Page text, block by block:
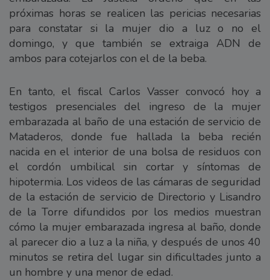
próximas horas se realicen las pericias necesarias
para constatar si la mujer dio a luz o no el
domingo, y que también se extraiga ADN de
ambos para cotejarlos con el de la beba.
En tanto, el fiscal Carlos Vasser convocó hoy a
testigos presenciales del ingreso de la mujer
embarazada al baño de una estación de servicio de
Mataderos, donde fue hallada la beba recién
nacida en el interior de una bolsa de residuos con
el cordón umbilical sin cortar y síntomas de
hipotermia. Los videos de las cámaras de seguridad
de la estación de servicio de Directorio y Lisandro
de la Torre difundidos por los medios muestran
cómo la mujer embarazada ingresa al baño, donde
al parecer dio a luz a la niña, y después de unos 40
minutos se retira del lugar sin dificultades junto a
un hombre y una menor de edad.